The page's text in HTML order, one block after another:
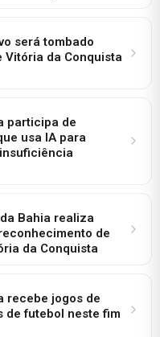
será tombado
Vitória da Conquista
participa de
usa IA para
Bahia realiza
de
da Conquista
recebe jogos de
de futebol neste fim